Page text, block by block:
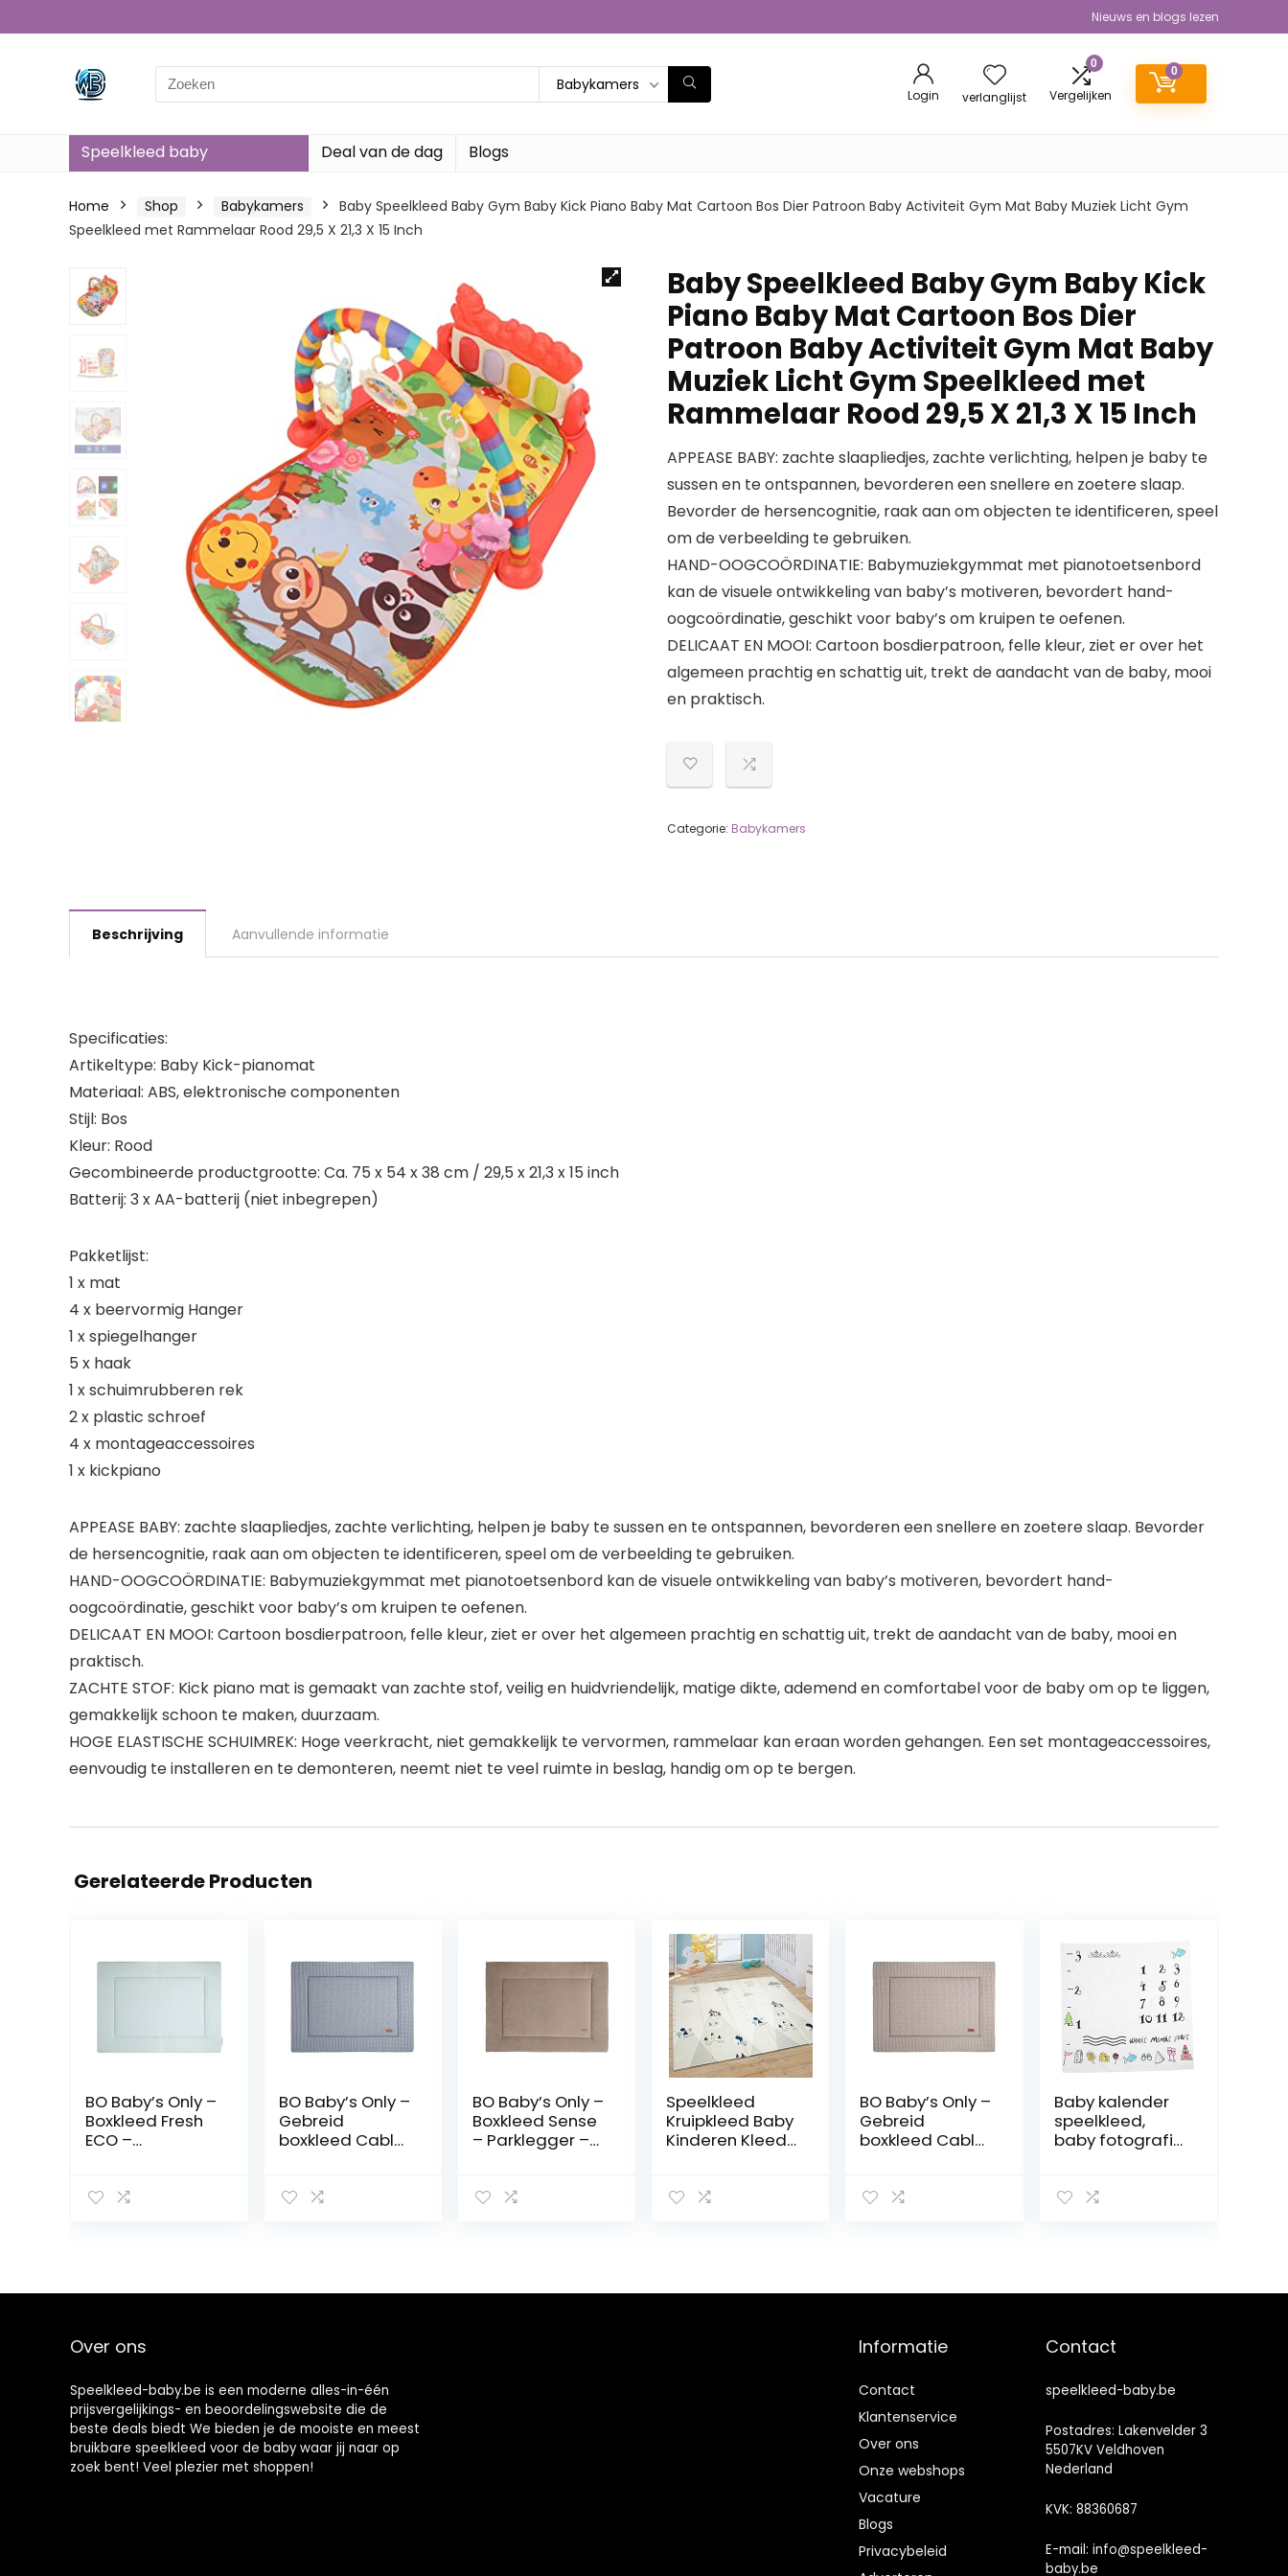
Nieuws en blogs lezen
Search
for:
Babykamers
Login verlanglijst
0
Vergelijken
0
Speelkleed baby Deal van de dag Blogs
Home Shop Babykamers
Baby Speelkleed Baby Gym Baby Kick Piano Baby Mat Cartoon Bos Dier Patroon Baby Activiteit Gym Mat Baby Muziek Licht Gym
Speelkleed met Rammelaar Rood 29,5 X 21,3 X 15 Inch
Baby Speelkleed Baby Gym Baby Kick
Piano Baby Mat Cartoon Bos Dier
Patroon Baby Activiteit Gym Mat Baby
Muziek Licht Gym Speelkleed met
Rammelaar Rood 29,5 X 21,3 X 15 Inch
APPEASE BABY: zachte slaapliedjes, zachte verlichting, helpen je baby te
sussen en te ontspannen, bevorderen een snellere en zoetere slaap.
Bevorder de hersencognitie, raak aan om objecten te identificeren, speel
om de verbeelding te gebruiken.
HAND-OOGCOÖRDINATIE: Babymuziekgymmat met pianotoetsenbord
kan de visuele ontwikkeling van baby’s motiveren, bevordert hand-
oogcoördinatie, geschikt voor baby’s om kruipen te oefenen.
DELICAAT EN MOOI: Cartoon bosdierpatroon, felle kleur, ziet er over het
algemeen prachtig en schattig uit, trekt de aandacht van de baby, mooi
en praktisch.
Categorie: Babykamers
Beschrijving Aanvullende informatie
Specificaties:
Artikeltype: Baby Kick-pianomat
Materiaal: ABS, elektronische componenten
Stijl: Bos
Kleur: Rood
Gecombineerde productgrootte: Ca. 75 x 54 x 38 cm / 29,5 x 21,3 x 15 inch
Batterij: 3 x AA-batterij (niet inbegrepen)
Pakketlijst:
1 x mat
4 x beervormig Hanger
1 x spiegelhanger
5 x haak
1 x schuimrubberen rek
2 x plastic schroef
4 x montageaccessoires
1 x kickpiano
APPEASE BABY: zachte slaapliedjes, zachte verlichting, helpen je baby te sussen en te ontspannen, bevorderen een snellere en zoetere slaap. Bevorder
de hersencognitie, raak aan om objecten te identificeren, speel om de verbeelding te gebruiken.
HAND-OOGCOÖRDINATIE: Babymuziekgymmat met pianotoetsenbord kan de visuele ontwikkeling van baby’s motiveren, bevordert hand-
oogcoördinatie, geschikt voor baby’s om kruipen te oefenen.
DELICAAT EN MOOI: Cartoon bosdierpatroon, felle kleur, ziet er over het algemeen prachtig en schattig uit, trekt de aandacht van de baby, mooi en
praktisch.
ZACHTE STOF: Kick piano mat is gemaakt van zachte stof, veilig en huidvriendelijk, matige dikte, ademend en comfortabel voor de baby om op te liggen,
gemakkelijk schoon te maken, duurzaam.
HOGE ELASTISCHE SCHUIMREK: Hoge veerkracht, niet gemakkelijk te vervormen, rammelaar kan eraan worden gehangen. Een set montageaccessoires,
eenvoudig te installeren en te demonteren, neemt niet te veel ruimte in beslag, handig om op te bergen.
Gerelateerde Producten
BO Baby’s Only –
Boxkleed Fresh
ECO –
Misty Blue –
te gebruiken
BO Baby’s Only –
Gebreid
boxkleed Cable
Grijs – 80×100
BO Baby’s Only –
Boxkleed Sense
– Parklegger –
– Zachte rib
Speelkleed
Kruipkleed Baby
Kinderen Kleed
Omkeerbaar
BO Baby’s Only –
Gebreid
boxkleed Cable
Beige – 75×95
Baby kalender
speelkleed,
baby fotografie
fotografie
Over ons
Speelkleed-baby.be is een moderne alles-in-één
prijsvergelijkings- en beoordelingswebsite die de
beste deals biedt We bieden je de mooiste en meest
bruikbare speelkleed voor de baby waar jij naar op
zoek bent! Veel plezier met shoppen!
Informatie
Contact
Klantenservice
Over ons
Onze webshops
Vacature
Blogs
Privacybeleid
Contact
speelkleed-baby.be
Postadres: Lakenvelder 3
5507KV Veldhoven
Nederland
KVK: 88360687
E-mail:info@speelkleed-
baby.be